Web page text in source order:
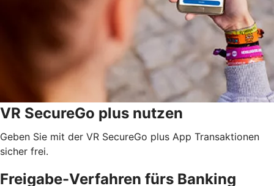
VR SecureGo plus nutzen
Geben Sie mit der VR SecureGo plus App Transaktionen
sicher frei.
Freigabe-Verfahren fürs Banking